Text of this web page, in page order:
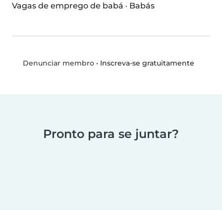
Vagas de emprego de babá · Babás
Denunciar membro• Inscreva-se gratuitamente
Pronto para se juntar?